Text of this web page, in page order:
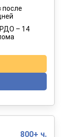
после
– 14
800+ ч.